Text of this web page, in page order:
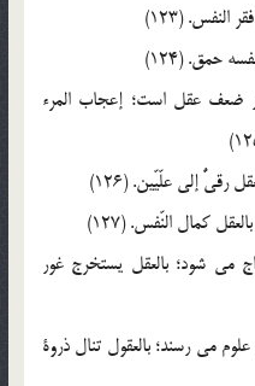
(123)
حمق. (124)
ضعف عقل است؛ إعجاب المرء
إلي علّيّين. (126)
کمال النّفس. (127)
شود؛ بالعقل يستخرج غور
مي رسند؛ بالعقول تنال ذروة